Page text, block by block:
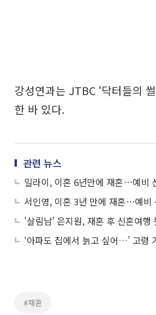
강성연과는 JTBC ‘닥터들의
한 바 있다.
관련 뉴스
‘아파도 집에서 늙고 싶어…’ 고령
#재혼